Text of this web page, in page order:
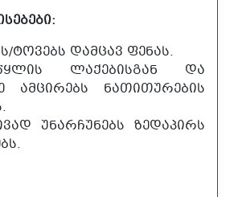
ᲢᲝᲕᲔᲑᲡ ᲓᲐᲛᲪᲐᲕ ᲤᲔᲜᲐᲡ.
ᲚᲐᲥᲔᲑᲘᲡᲒᲐᲜ ᲓᲐ
ᲐᲛᲪᲘᲠᲔᲑᲡ ᲜᲐᲗᲘᲗᲣᲠᲔᲑᲘᲡ
ᲣᲜᲐᲠᲩᲣᲜᲔᲑᲡ ᲖᲔᲓᲐᲞᲘᲠᲡ